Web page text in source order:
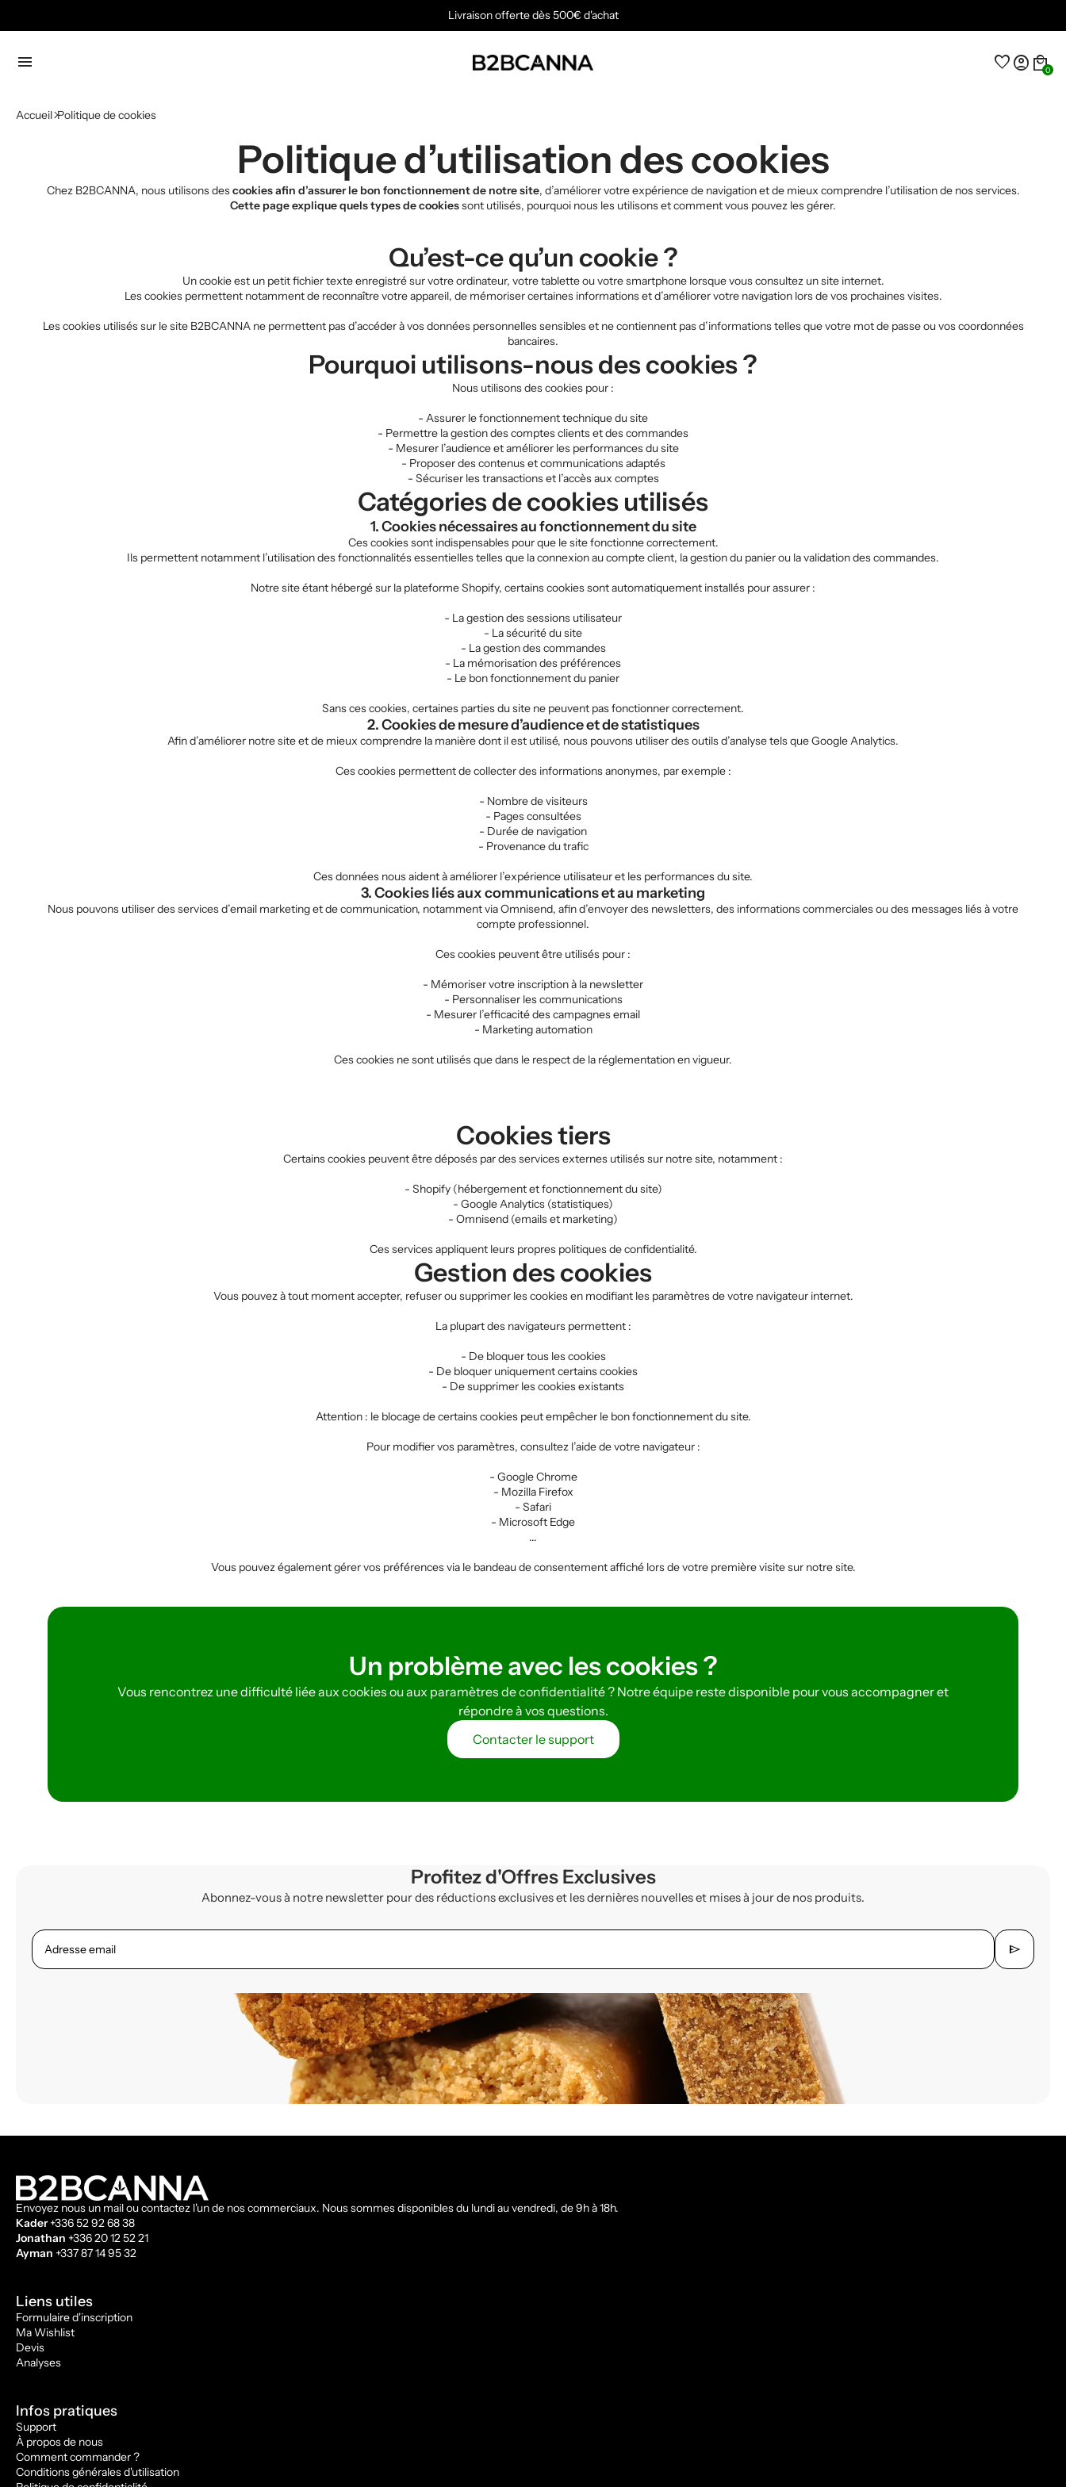
Livraison offerte dès 500€ d'achat
menu favoriteaccount_circle local_mall
0
Accueil Politique de cookies
Politique d’utilisation des cookies
Chez B2BCANNA, nous utilisons descookies afin d’assurer le bon fonctionnement de notre site, d’améliorer votre expérience de navigation et de mieux comprendre l’utilisation de nos services.
Cette page explique quels types de cookiessont utilisés, pourquoi nous les utilisons et comment vous pouvez les gérer.
Qu’est-ce qu’un cookie ?
Un cookie est un petit fichier texte enregistré sur votre ordinateur, votre tablette ou votre smartphone lorsque vous consultez un site internet.
Les cookies permettent notamment de reconnaître votre appareil, de mémoriser certaines informations et d’améliorer votre navigation lors de vos prochaines visites.
Les cookies utilisés sur le site B2BCANNA ne permettent pas d’accéder à vos données personnelles sensibles et ne contiennent pas d’informations telles que votre mot de passe ou vos coordonnées
bancaires.
Pourquoi utilisons-nous des cookies ?
Nous utilisons des cookies pour :
- Assurer le fonctionnement technique du site
- Permettre la gestion des comptes clients et des commandes
- Mesurer l’audience et améliorer les performances du site
- Proposer des contenus et communications adaptés
- Sécuriser les transactions et l’accès aux comptes
Catégories de cookies utilisés
1. Cookies nécessaires au fonctionnement du site
Ces cookies sont indispensables pour que le site fonctionne correctement.
Ils permettent notamment l’utilisation des fonctionnalités essentielles telles que la connexion au compte client, la gestion du panier ou la validation des commandes.
Notre site étant hébergé sur la plateforme Shopify, certains cookies sont automatiquement installés pour assurer :
- La gestion des sessions utilisateur
- La sécurité du site
- La gestion des commandes
- La mémorisation des préférences
- Le bon fonctionnement du panier
Sans ces cookies, certaines parties du site ne peuvent pas fonctionner correctement.
2. Cookies de mesure d’audience et de statistiques
Afin d’améliorer notre site et de mieux comprendre la manière dont il est utilisé, nous pouvons utiliser des outils d’analyse tels que Google Analytics.
Ces cookies permettent de collecter des informations anonymes, par exemple :
- Nombre de visiteurs
- Pages consultées
- Durée de navigation
- Provenance du trafic
Ces données nous aident à améliorer l’expérience utilisateur et les performances du site.
3. Cookies liés aux communications et au marketing
Nous pouvons utiliser des services d’email marketing et de communication, notamment via Omnisend, afin d’envoyer des newsletters, des informations commerciales ou des messages liés à votre
compte professionnel.
Ces cookies peuvent être utilisés pour :
- Mémoriser votre inscription à la newsletter
- Personnaliser les communications
- Mesurer l’efficacité des campagnes email
- Marketing automation
Ces cookies ne sont utilisés que dans le respect de la réglementation en vigueur.
Cookies tiers
Certains cookies peuvent être déposés par des services externes utilisés sur notre site, notamment :
- Shopify (hébergement et fonctionnement du site)
- Google Analytics (statistiques)
- Omnisend (emails et marketing)
Ces services appliquent leurs propres politiques de confidentialité.
Gestion des cookies
Vous pouvez à tout moment accepter, refuser ou supprimer les cookies en modifiant les paramètres de votre navigateur internet.
La plupart des navigateurs permettent :
- De bloquer tous les cookies
- De bloquer uniquement certains cookies
- De supprimer les cookies existants
Attention : le blocage de certains cookies peut empêcher le bon fonctionnement du site.
Pour modifier vos paramètres, consultez l’aide de votre navigateur :
- Google Chrome
- Mozilla Firefox
- Safari
- Microsoft Edge
...
Vous pouvez également gérer vos préférences via le bandeau de consentement affiché lors de votre première visite sur notre site.
Un problème avec les cookies ?
Vous rencontrez une difficulté liée aux cookies ou aux paramètres de confidentialité ? Notre équipe reste disponible pour vous accompagner et
répondre à vos questions.
Contacter le support
Profitez d'Offres Exclusives
Abonnez-vous à notre newsletter pour des réductions exclusives et les dernières nouvelles et mises à jour de nos produits.
Adresse email send
Envoyez nous un mail ou contactez l'un de nos commerciaux. Nous sommes disponibles du lundi au vendredi, de 9h à 18h.
Kader+336 52 92 68 38
Jonathan +336 20 12 52 21
Ayman +337 87 14 95 32
Liens utiles
Formulaire d'inscription
Ma Wishlist
Devis
Analyses
Infos pratiques
Support
À propos de nous
Comment commander ?
Conditions générales d'utilisation